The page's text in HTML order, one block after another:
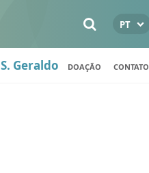
PT
S. Geraldo DOAÇÃO CONTATO